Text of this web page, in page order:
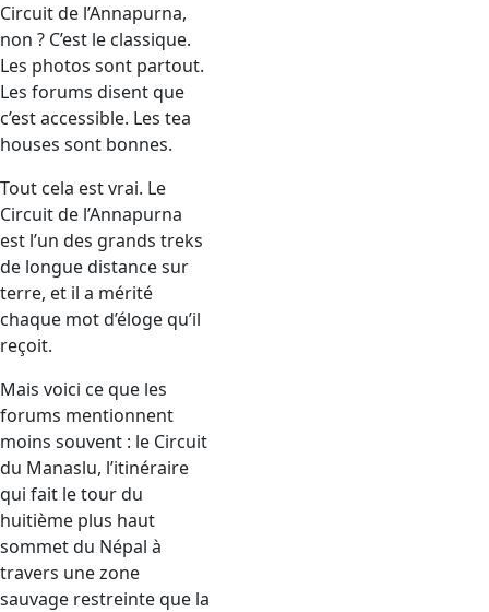
Circuit de l’Annapurna,
non ? C’est le classique.
Les photos sont partout.
Les forums disent que
c’est accessible. Les tea
houses sont bonnes.
Tout cela est vrai. Le
Circuit de l’Annapurna
est l’un des grands treks
de longue distance sur
terre, et il a mérité
chaque mot d’éloge qu’il
reçoit.
Mais voici ce que les
forums mentionnent
moins souvent : le Circuit
du Manaslu, l’itinéraire
qui fait le tour du
huitième plus haut
sommet du Népal à
travers une zone
sauvage restreinte que la